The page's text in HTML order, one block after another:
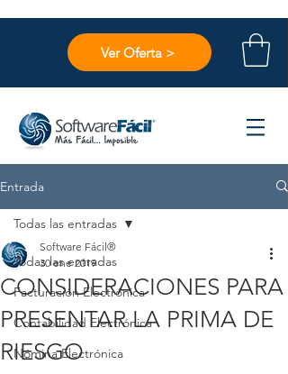
Ver Oferta >
Entrada
Todas las entradas
Facturación Electrónica
Contabilidad Electrónica
Nómina Electrónica
Todas las entradas
CONSIDERACIONES PARA
PRESENTAR LA PRIMA DE
RIESGO
Software Fácil®
30 ene 2019